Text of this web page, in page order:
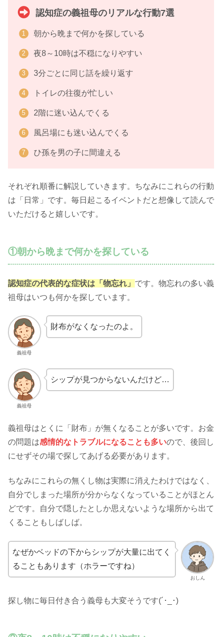
認知症の義祖母のリアルな行動7選
朝から晩まで何かを探している
夜8～10時は不穏になりやすい
3分ごとに同じ話を繰り返す
トイレの往復が忙しい
2階に迷い込んでくる
風呂場にも迷い込んでくる
ひ孫を男の子に間違える
それぞれ順番に解説していきます。ちなみにこれらの行動
は「日常」です。毎日起こるイベントだと想像して読んで
いただけると嬉しいです。
①朝から晩まで何かを探している
認知症の代表的な症状は「物忘れ」 です。物忘れの多い義
祖母はいつも何かを探しています。
義祖母
財布がなくなったのよ。
義祖母
シップが見つからないんだけど…
義祖母はとくに「財布」が無くなることが多いです。お金
の問題は感情的なトラブルになることも多いので、後回し
にせずその場で探してあげる必要があります。
ちなみにこれらの無くし物は実際に消えたわけではなく、
自分でしまった場所が分からなくなっていることがほとん
どです。自分で隠したとしか思えないような場所から出て
くることもしばしば。
おしん
なぜかベッドの下からシップが大量に出てく
ることもあります（ホラーですね）
探し物に毎日付き合う義母も大変そうです(´･_･)